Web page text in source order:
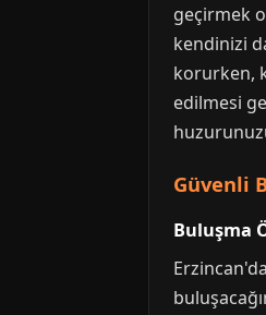
geçirmek
kendinizi
korurken,
edilmesi
Güvenli
Buluşma